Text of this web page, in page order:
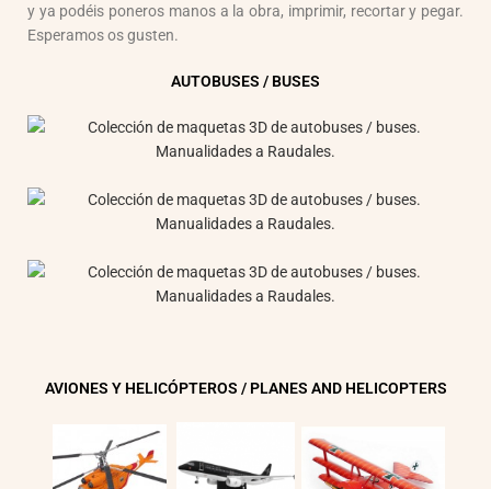
y ya podéis poneros manos a la obra, imprimir, recortar y pegar.
Esperamos os gusten.
AUTOBUSES / BUSES
AVIONES Y HELICÓPTEROS / PLANES AND HELICOPTERS